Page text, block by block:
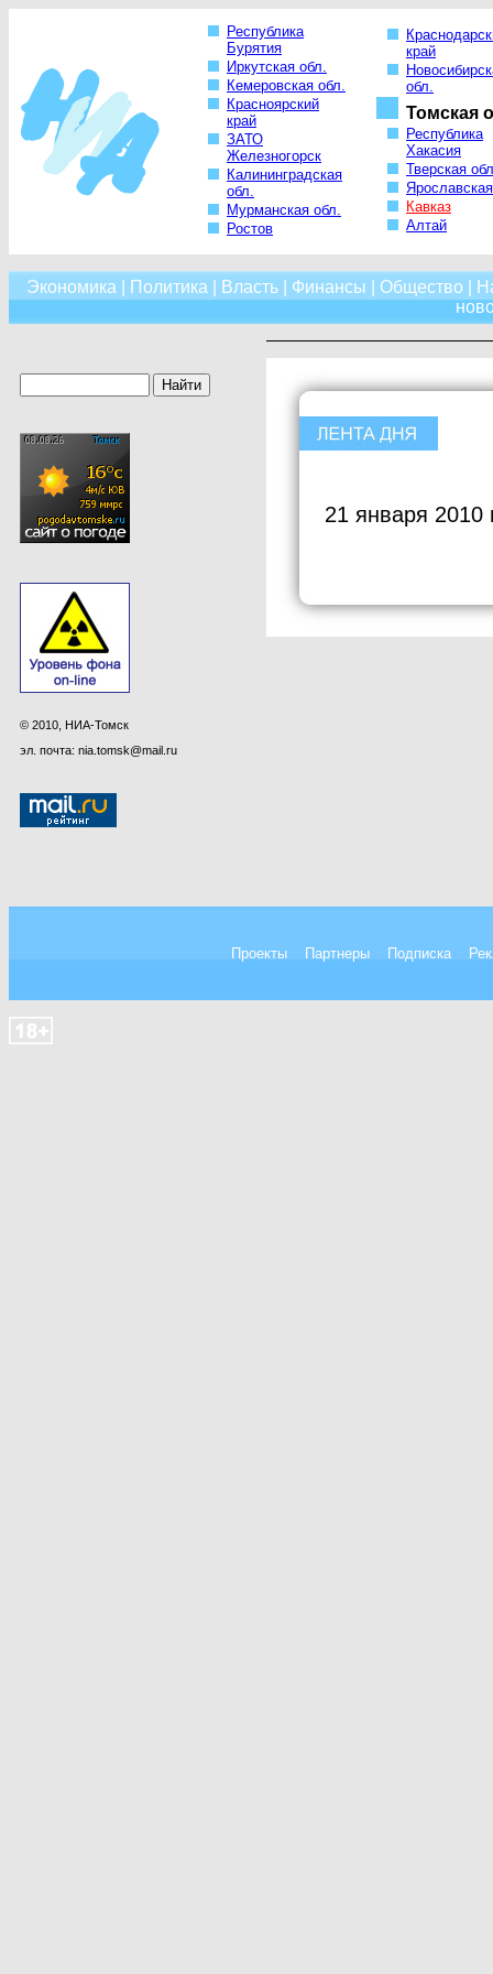
Республика
Бурятия
Иркутская обл.
Кемеровская обл.
Красноярский
край
ЗАТО
Железногорск
Калининградская
обл.
Мурманская обл.
Ростов
край
обл.
Томская
Республика
Хакасия
Тверская
Кавказ
Алтай
Экономика Политика Власть| Финансы Общество
© 2010, НИА-Томск
эл. почта: nia.tomsk@mail.ru
21 января 2010
Проекты Партнеры Подписка